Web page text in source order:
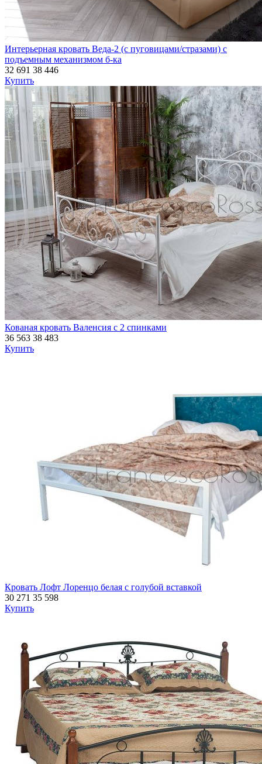
Интерьерная кровать Веда-2 (с пуговицами/стразами) с
подъемным механизмом б-ка
32 691 38 446
Купить
Кованая кровать Валенсия с 2 спинками
36 563 38 483
Купить
Кровать Лофт Лоренцо белая с голубой вставкой
30 271 35 598
Купить